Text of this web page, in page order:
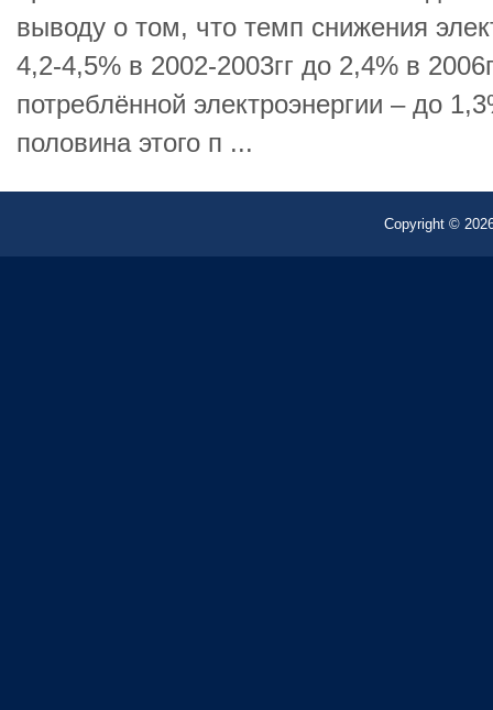
выводу о том, что темп снижения
4,2-4,5% в 2002-2003гг до 2,4% в
потреблённой электроэнергии – до
половина этого п ...
Copyright ©